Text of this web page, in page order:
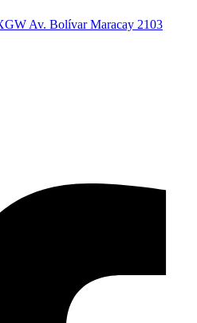
Av. Bolívar Maracay 2103